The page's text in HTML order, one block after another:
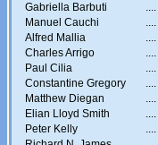
Gabriella Barbuti
....
Manuel Cauchi
....
Alfred Mallia
....
Charles Arrigo
....
Paul Cilia
....
Constantine Gregory
....
Matthew Diegan
....
Elian Lloyd Smith
....
Peter Kelly
....